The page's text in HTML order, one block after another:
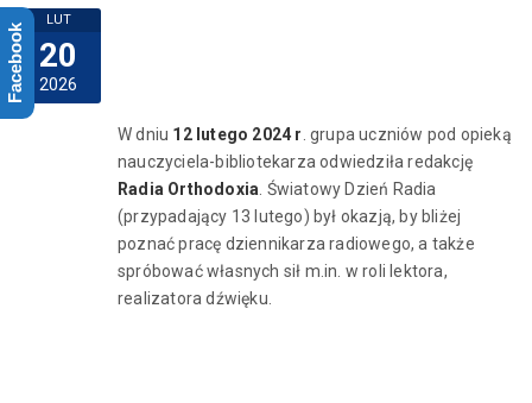
LUT
20
2026
W dniu 12 lutego 2024 r . grupa uczniów pod opieką
nauczyciela-bibliotekarza odwiedziła redakcję
Radia Orthodoxia . Światowy Dzień Radia
(przypadający 13 lutego) był okazją, by bliżej
poznać pracę dziennikarza radiowego, a także
spróbować własnych sił m.in. w roli lektora,
realizatora dźwięku.
Facebook